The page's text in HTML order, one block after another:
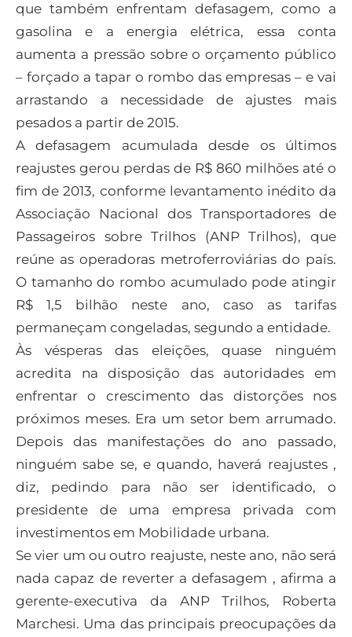
que também enfrentam defasagem, como a
gasolina e a energia elétrica, essa conta
aumenta a pressão sobre o orçamento público
– forçado a tapar o rombo das empresas – e vai
arrastando a necessidade de ajustes mais
pesados a partir de 2015.
A defasagem acumulada desde os últimos
reajustes gerou perdas de R$ 860 milhões até o
fim de 2013, conforme levantamento inédito da
Associação Nacional dos Transportadores de
Passageiros sobre Trilhos (ANP Trilhos), que
reúne as operadoras metroferroviárias do país.
O tamanho do rombo acumulado pode atingir
R$ 1,5 bilhão neste ano, caso as tarifas
permaneçam congeladas, segundo a entidade.
Às vésperas das eleições, quase ninguém
acredita na disposição das autoridades em
enfrentar o crescimento das distorções nos
próximos meses. Era um setor bem arrumado.
Depois das manifestações do ano passado,
ninguém sabe se, e quando, haverá reajustes ,
diz, pedindo para não ser identificado, o
presidente de uma empresa privada com
investimentos em Mobilidade urbana.
Se vier um ou outro reajuste, neste ano, não será
nada capaz de reverter a defasagem , afirma a
gerente-executiva da ANP Trilhos, Roberta
Marchesi. Uma das principais preocupações da